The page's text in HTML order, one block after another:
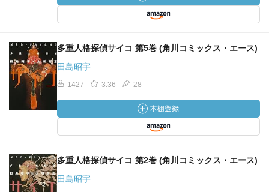
多重人格探偵サイコ 第5巻 (角川コミックス・エース)
田島昭宇
1427 3.36 28
多重人格探偵サイコ 第2巻 (角川コミックス・エース)
田島昭宇